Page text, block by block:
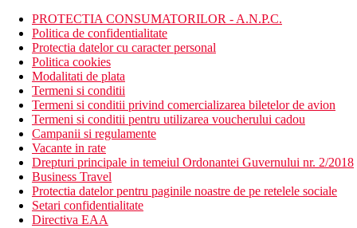
PROTECTIA CONSUMATORILOR - A.N.P.C.
Politica de confidentialitate
Protectia datelor cu caracter personal
Politica cookies
Modalitati de plata
Termeni si conditii
Termeni si conditii privind comercializarea biletelor de avion
Termeni si conditii pentru utilizarea voucherului cadou
Campanii si regulamente
Vacante in rate
Drepturi principale in temeiul Ordonantei Guvernului nr. 2/2018
Business Travel
Protectia datelor pentru paginile noastre de pe retelele sociale
Setari confidentialitate
Directiva EAA